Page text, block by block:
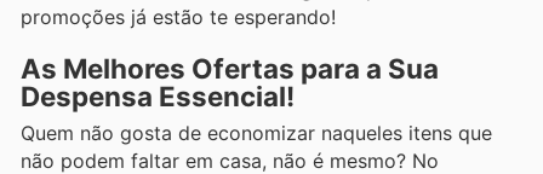
promoções já estão te esperando!
As Melhores Ofertas para a Sua
Despensa Essencial!
Quem não gosta de economizar naqueles itens que
não podem faltar em casa, não é mesmo? No